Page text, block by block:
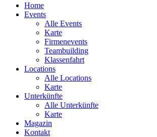
Home
Events
Alle Events
Karte
Firmenevents
Teambuilding
Klassenfahrt
Locations
Alle Locations
Karte
Unterkünfte
Alle Unterkünfte
Karte
Magazin
Kontakt